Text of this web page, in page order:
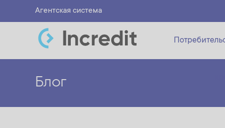
Агентская система
Блог